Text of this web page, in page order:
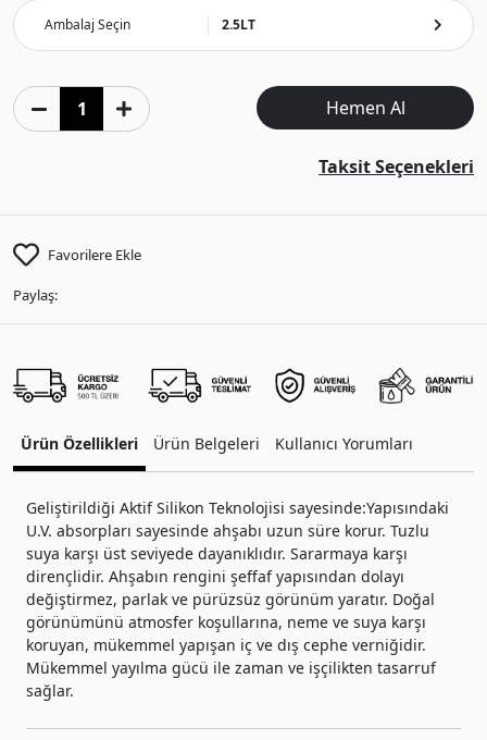
Ambalaj Seçin 2.5LT
Hemen Al
Taksit Seçenekleri
Favorilere Ekle
Paylaş:
Ürün Özellikleri Ürün Belgeleri Kullanıcı Yorumları
Geliştirildiği Aktif Silikon Teknolojisi sayesinde:Yapısındaki
U.V. absorpları sayesinde ahşabı uzun süre korur. Tuzlu
suya karşı üst seviyede dayanıklıdır. Sararmaya karşı
dirençlidir. Ahşabın rengini şeffaf yapısından dolayı
değiştirmez, parlak ve pürüzsüz görünüm yaratır. Doğal
görünümünü atmosfer koşullarına, neme ve suya karşı
koruyan, mükemmel yapışan iç ve dış cephe verniğidir.
Mükemmel yayılma gücü ile zaman ve işçilikten tasarruf
sağlar.